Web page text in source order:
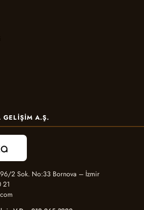
GELIŞIM A.Ş.
2 Sok. No:33 Bornova – İzmir
21